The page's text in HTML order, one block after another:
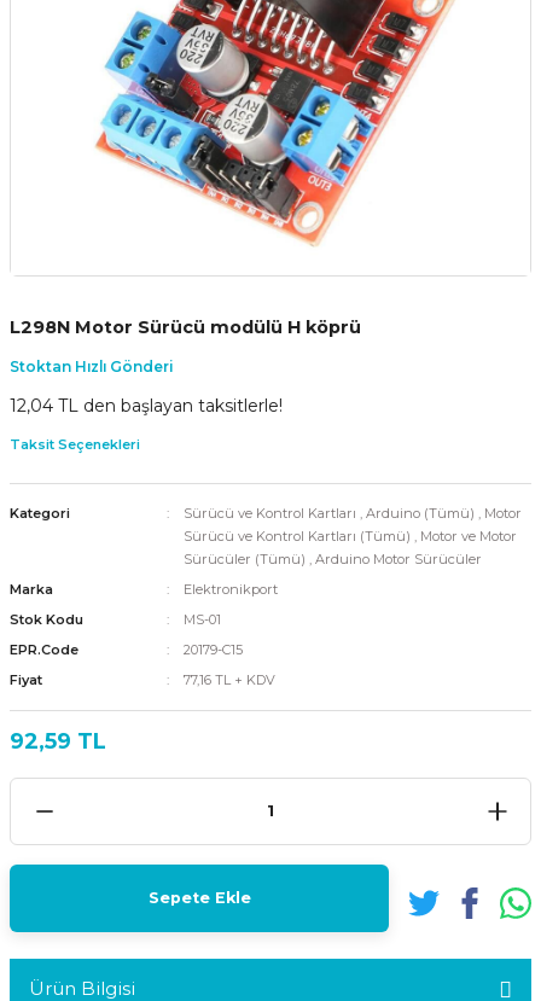
L298N Motor Sürücü modülü H köprü
Stoktan Hızlı Gönderi
12,04 TL den başlayan taksitlerle!
Taksit Seçenekleri
Kategori Sürücü ve Kontrol Kartları , Arduino (Tümü) , Motor
Sürücü ve Kontrol Kartları (Tümü) , Motor ve Motor
Sürücüler (Tümü) , Arduino Motor Sürücüler
Marka
Elektronikport
Stok Kodu
MS-01
EPR.Code
20179-C15
Fiyat
77,16 TL + KDV
92,59 TL
Sepete Ekle
Ürün Bilgisi